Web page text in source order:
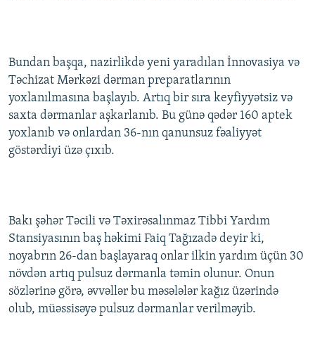
Bundan başqa, nazirlikdə yeni yaradılan İnnovasiya və
Təchizat Mərkəzi dərman preparatlarının
yoxlanılmasına başlayıb. Artıq bir sıra keyfiyyətsiz və
saxta dərmanlar aşkarlanıb. Bu günə qədər 160 aptek
yoxlanıb və onlardan 36-nın qanunsuz fəaliyyət
göstərdiyi üzə çıxıb.
Bakı şəhər Təcili və Təxirəsalınmaz Tibbi Yardım
Stansiyasının baş həkimi Faiq Tağızadə deyir ki,
noyabrın 26-dan başlayaraq onlar ilkin yardım üçün 30
növdən artıq pulsuz dərmanla təmin olunur. Onun
sözlərinə görə, əvvəllər bu məsələlər kağız üzərində
olub, müəssisəyə pulsuz dərmanlar verilməyib.